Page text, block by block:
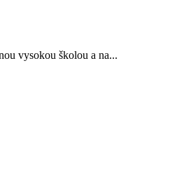
vysokou školou a na...